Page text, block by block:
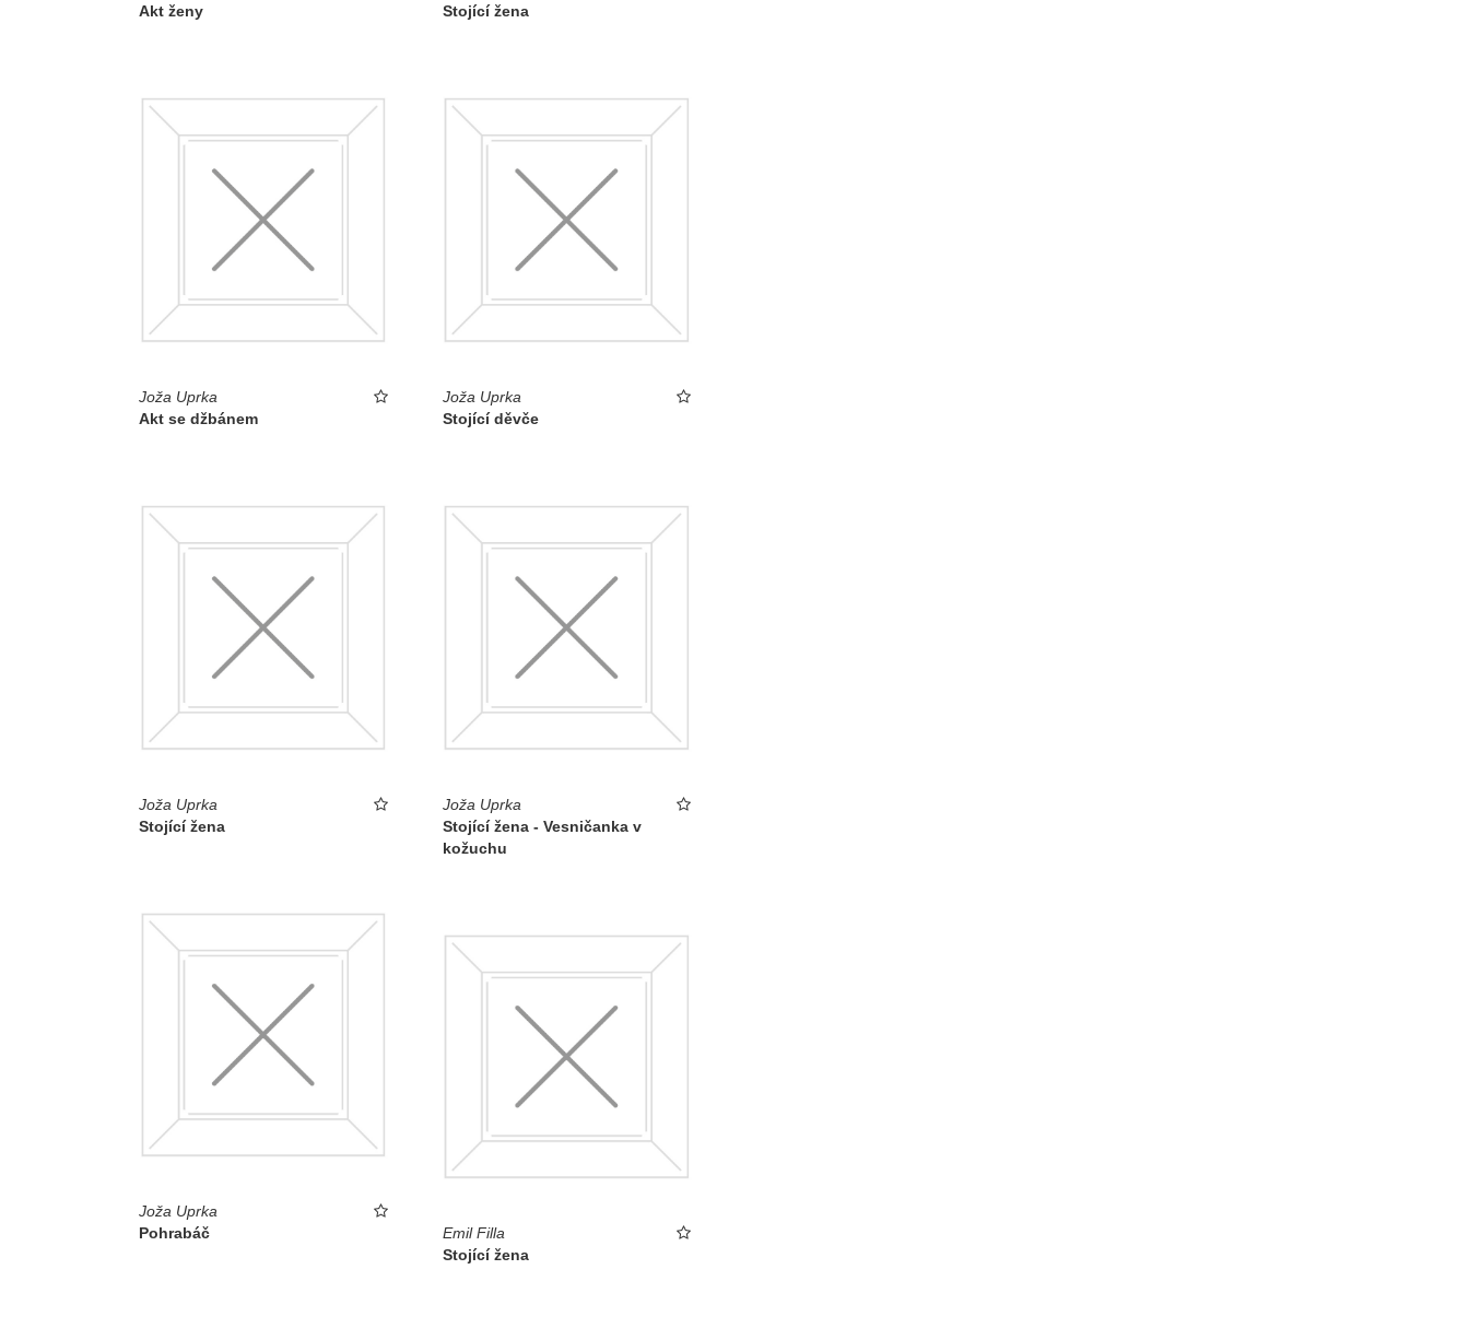
Akt ženy
Stojící žena
Joža Uprka
Akt se džbánem
Joža Uprka
Stojící děvče
Joža Uprka
Stojící žena
Joža Uprka
Stojící žena - Vesničanka v
kožuchu
Joža Uprka
Pohrabáč
Emil Filla
Stojící žena